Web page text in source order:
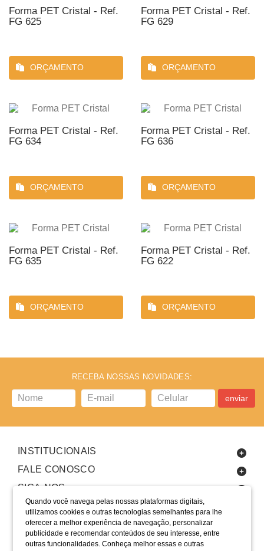
Quando você navega pelas nossas plataformas digitais,
utilizamos cookies e outras tecnologias semelhantes para lhe
oferecer a melhor experiência de navegação, personalizar
publicidade e recomendar conteúdos de seu interesse, entre
outras funcionalidades. Conheça melhor essas e outras
Forma PET Cristal - Ref.
FG 625
ORÇAMENTO
Forma PET Cristal - Ref.
FG 629
ORÇAMENTO
Forma PET Cristal - Ref.
FG 634
ORÇAMENTO
Forma PET Cristal - Ref.
FG 636
ORÇAMENTO
Forma PET Cristal - Ref.
FG 635
ORÇAMENTO
Forma PET Cristal - Ref.
FG 622
ORÇAMENTO
RECEBA NOSSAS NOVIDADES:
enviar
INSTITUCIONAIS
FALE CONOSCO
SIGA-NOS